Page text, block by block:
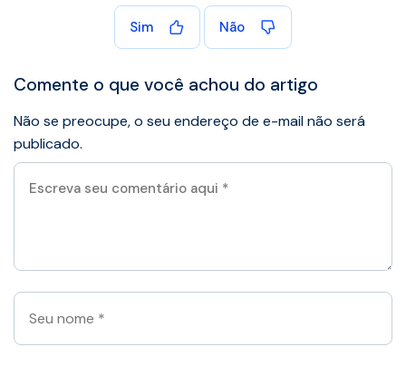
Sim Não
Comente o que você achou do artigo
Não se preocupe, o seu endereço de e-mail não será
publicado.
Escreva
seu
Seu
nome
*